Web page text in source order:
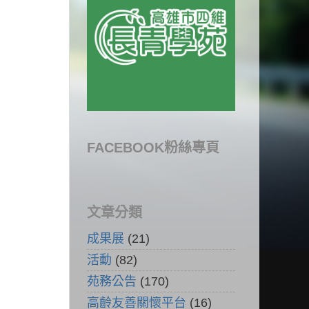
FACEBOOK粉絲專頁
文章分類
成果展 (21)
活動 (82)
苑務公告 (170)
高齡友善關懷平台 (16)